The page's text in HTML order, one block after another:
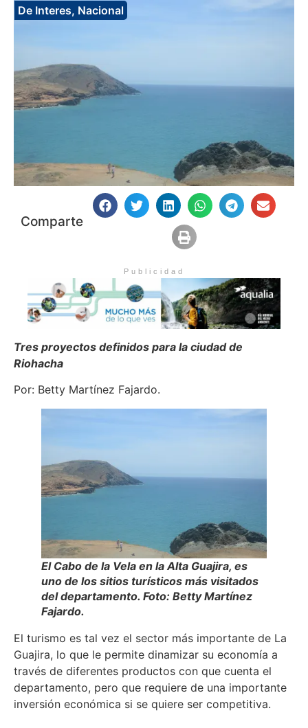
De Interes, Nacional
Comparte
Publicidad
Tres proyectos definidos para la ciudad de
Riohacha
Por: Betty Martínez Fajardo.
El Cabo de la Vela en la Alta Guajira, es
uno de los sitios turísticos más visitados
del departamento. Foto: Betty Martínez
Fajardo.
El turismo es tal vez el sector más importante de La
Guajira, lo que le permite dinamizar su economía a
través de diferentes productos con que cuenta el
departamento, pero que requiere de una importante
inversión económica si se quiere ser competitiva.